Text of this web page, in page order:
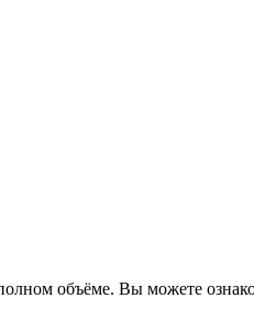
объёме. Вы можете